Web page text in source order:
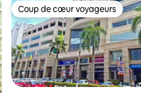
Coup de cœur voyageurs
Coup de cœur voyageurs